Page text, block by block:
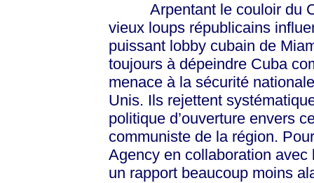
Arpentant le couloir du
vieux loups républicains
puissant lobby cubain de
toujours à dépeindre Cuba
menace à la sécurité
Unis. Ils rejettent
politique d’ouverture envers
communiste de la région.
Agency en collaboration
un rapport beaucoup moins